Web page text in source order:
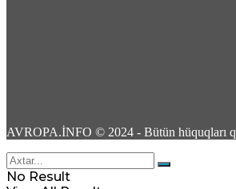
11
AVROPA.İNFO © 2024 - Bütün hüquqları
No Result